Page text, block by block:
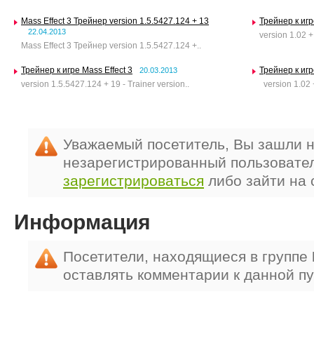
Mass Effect 3 Трейнер version 1.5.5427.124 + 13
22.04.2013
Mass Effect 3 Трейнер version 1.5.5427.124 +..
Трейнер к
version 1.02
Трейнер к игре Mass Effect 3 20.03.2013
version 1.5.5427.124 + 19 - Trainer version..
Трейнер к
version 1.02
Уважаемый посетитель, Вы зашли
незарегистрированный
зарегистрироваться либо зайти на
Информация
Посетители, находящиеся в группе
оставлять комментарии к данной